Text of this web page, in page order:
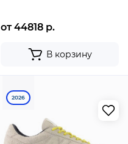
от 44818 р.
В корзину
2026